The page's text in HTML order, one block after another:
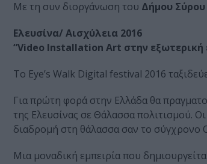
Με τη συν διοργάνωση του Δήμου
Eλευσίνα/ Αισχύλεια 2016
“Video Installation Art στην
To Eye’s Walk Digital festival 2016
Για πρώτη φορά στην Ελλάδα θα
της Ελευσίνας σε Θάλασσα πολιτισμού.
διαδρομή στη θάλασσα σαν το σύγχρονο
Μια μοναδική εμπειρία που